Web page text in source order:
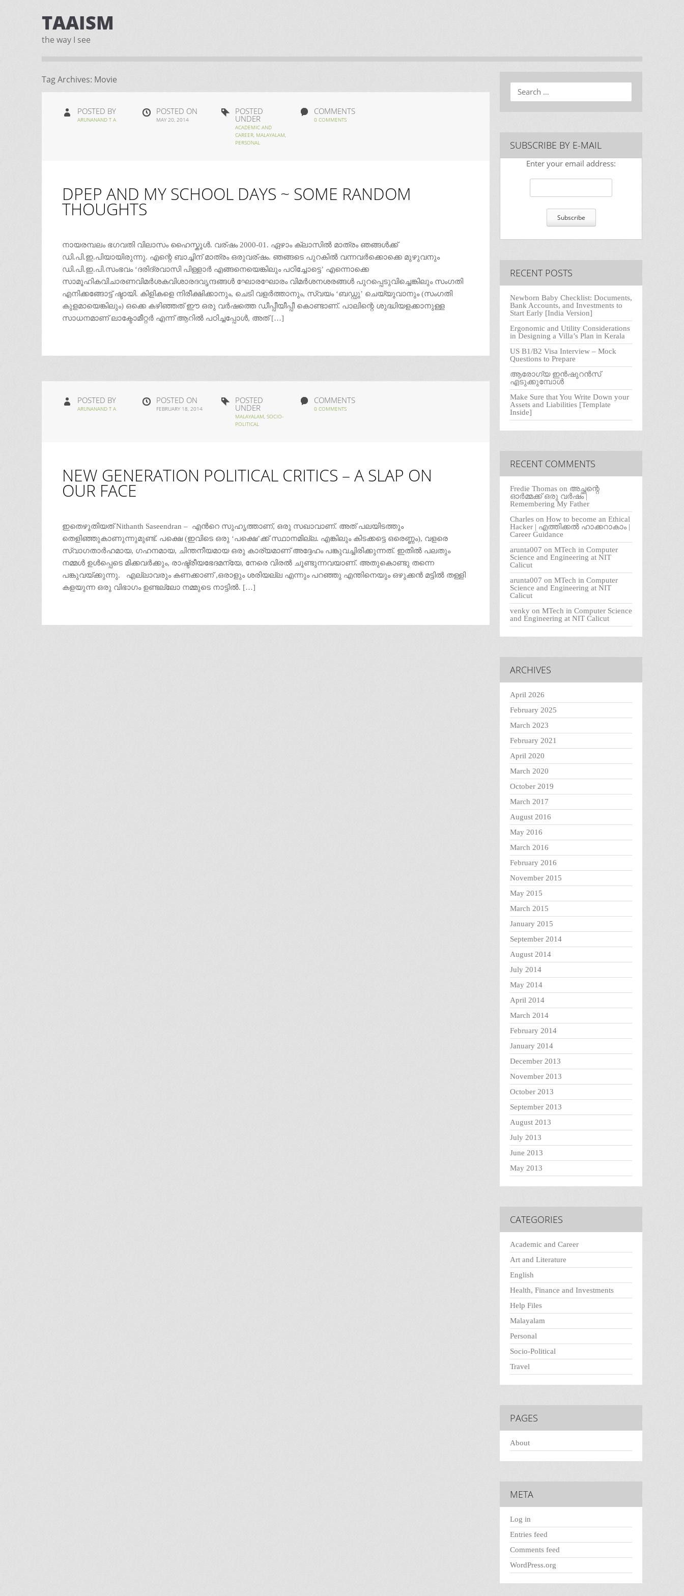
TAAISM
the way I see
Tag Archives: Movie
POSTED BY
ARUNANAND T A
POSTED ON
MAY 20, 2014
POSTED
UNDER
ACADEMIC AND
CAREER, MALAYALAM,
PERSONAL
COMMENTS
0 COMMENTS
DPEP AND MY SCHOOL DAYS ~ SOME RANDOM
THOUGHTS
നായരമ്പലം ഭഗവതി വിലാസം ഹൈസ്കൂള്‍. വര്ഷം 2000-01. ഏഴാം ക്ലാസില്‍ മാത്രം ഞങ്ങള്‍ക്ക്
ഡി.പി.ഇ.പിയായിരുന്നു. എന്റെ ബാച്ചിന് മാത്രം ഒരുവര്ഷം. ഞങ്ങടെ പുറകില്‍ വന്നവര്‍ക്കൊക്കെ മുഴുവനും
ഡി.പി.ഇ.പി.സംഭവം ‘ദരിദ്രവാസി പിള്ളാര്‍ എങ്ങനെയെങ്കിലും പഠിച്ചോട്ടെ’ എന്നൊക്കെ
സാമൂഹികവിചാരണവിമര്‍ശകവിശാരദവൃന്ദങ്ങള്‍ ഘോരഘോരം വിമര്‍ശനശരങ്ങള്‍ പുറപ്പെടുവിച്ചെങ്കിലും സംഗതി
എനിക്കങ്ങോട്ട് ഷ്ടായി. കിളികളെ നിരീക്ഷിക്കാനും, ചെടി വളര്‍ത്താനും, സ്വയം ‘ബഡ്ഡു’ ചെയ്യുവാനും (സംഗതി
കുളമായെങ്കിലും) ഒക്കെ കഴിഞ്ഞത് ഈ ഒരു വര്‍ഷത്തെ ഡീപ്പീയീപ്പീ കൊണ്ടാണ്. പാലിന്റെ ശുദ്ധിയളക്കാനുള്ള
സാധനമാണ് ലാക്ടോമീറ്റര്‍ എന്ന് ആറില്‍ പഠിച്ചപ്പോള്‍, അത് […]
POSTED BY
ARUNANAND T A
POSTED ON
FEBRUARY 18, 2014
POSTED
UNDER
MALAYALAM, SOCIO-
POLITICAL
COMMENTS
0 COMMENTS
NEW GENERATION POLITICAL CRITICS – A SLAP ON
OUR FACE
ഇതെഴുതിയത് Nithanth Saseendran – എന്‍റെ സുഹൃത്താണ്, ഒരു സഖാവാണ്. അത് പലയിടത്തും
തെളിഞ്ഞുകാണുന്നുമുണ്ട്. പക്ഷെ (ഇവിടെ ഒരു ‘പക്ഷെ’ക്ക് സ്ഥാനമില്ല. എങ്കിലും കിടക്കട്ടെ ഒരെണ്ണം), വളരെ
സ്വാഗതാര്‍ഹമായ, ഗഹനമായ, ചിന്തനീയമായ ഒരു കാര്യമാണ് അദ്ദേഹം പങ്കുവച്ചിരിക്കുന്നത്. ഇതില്‍ പലതും
നമ്മള്‍ ഉള്‍പ്പെടെ മിക്കവര്‍ക്കും, രാഷ്ട്രീയഭേദമന്യേ, നേരെ വിരല്‍ ചൂണ്ടുന്നവയാണ്. അതുകൊണ്ടു തന്നെ
പങ്കുവയ്ക്കുന്നു. എല്ലാവരും കണക്കാണ് ,ഒരാളും ശരിയല്ല എന്നും പറഞ്ഞു എന്തിനെയും ഒഴുക്കന്‍ മട്ടില്‍ തള്ളി
കളയുന്ന ഒരു വിഭാഗം ഉണ്ടല്ലോ നമ്മുടെ നാട്ടില്‍. […]
Search
SUBSCRIBE BY E-MAIL
Enter your email address:
RECENT POSTS
Newborn Baby Checklist: Documents,
Bank Accounts, and Investments to
Start Early [India Version]
Ergonomic and Utility Considerations
in Designing a Villa’s Plan in Kerala
US B1/B2 Visa Interview – Mock
Questions to Prepare
ആരോഗ്യ ഇൻഷുറൻസ്
എടുക്കുമ്പോൾ
Make Sure that You Write Down your
Assets and Liabilities [Template
Inside]
RECENT COMMENTS
Fredie Thomas on അച്ഛന്റെ
ഓർമ്മക്ക് ഒരു വർഷം |
Remembering My Father
Charles on How to become an Ethical
Hacker | എത്തിക്കല്‍ ഹാക്കറാകാം |
Career Guidance
arunta007 on MTech in Computer
Science and Engineering at NIT
Calicut
arunta007 on MTech in Computer
Science and Engineering at NIT
Calicut
venky on MTech in Computer Science
and Engineering at NIT Calicut
ARCHIVES
April 2026
February 2025
March 2023
February 2021
April 2020
March 2020
October 2019
March 2017
August 2016
May 2016
March 2016
February 2016
November 2015
May 2015
March 2015
January 2015
September 2014
August 2014
July 2014
May 2014
April 2014
March 2014
February 2014
January 2014
December 2013
November 2013
October 2013
September 2013
August 2013
July 2013
June 2013
May 2013
CATEGORIES
Academic and Career
Art and Literature
English
Health, Finance and Investments
Help Files
Malayalam
Personal
Socio-Political
Travel
PAGES
About
META
Log in
Entries feed
Comments feed
WordPress.org